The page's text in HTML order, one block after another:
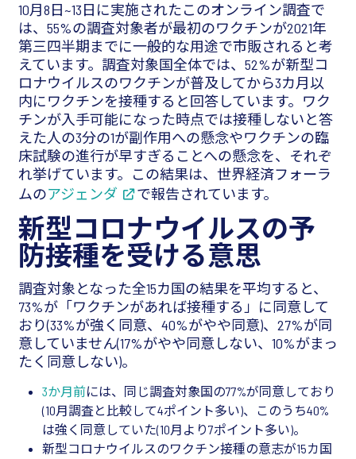
10月8日~13日に実施されたこのオンライン調査で
は、55%の調査対象者が最初のワクチンが2021年
第三四半期までに一般的な用途で市販されると考
えています。調査対象国全体では、52%が新型コ
ロナウイルスのワクチンが普及してから3カ月以
内にワクチンを接種すると回答しています。ワク
チンが入手可能になった時点では接種しないと答
えた人の3分の1が副作用への懸念やワクチンの臨
床試験の進行が早すぎることへの懸念を、それぞ
れ挙げています。この結果は、世界経済フォーラ
ムのアジェンダ で報告されています。
新型コロナウイルスの予
防接種を受ける意思
調査対象となった全15カ国の結果を平均すると、
73%が「ワクチンがあれば接種する」に同意して
おり(33%が強く同意、40%がやや同意)、27%が同
意していません(17%がやや同意しない、10%がまっ
たく同意しない)。
3か月前には、同じ調査対象国の77%が同意しており
(10月調査と比較して4ポイント多い)、このうち40%
は強く同意していた(10月より7ポイント多い)。
新型コロナウイルスのワクチン接種の意志が15カ国